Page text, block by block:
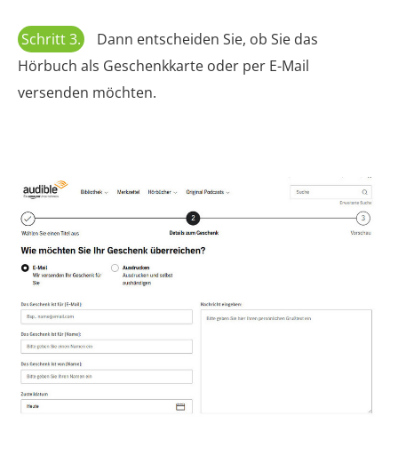
Schritt 3.
Dann entscheiden Sie, ob Sie das
Hörbuch als Geschenkkarte oder per E-Mail
versenden möchten.